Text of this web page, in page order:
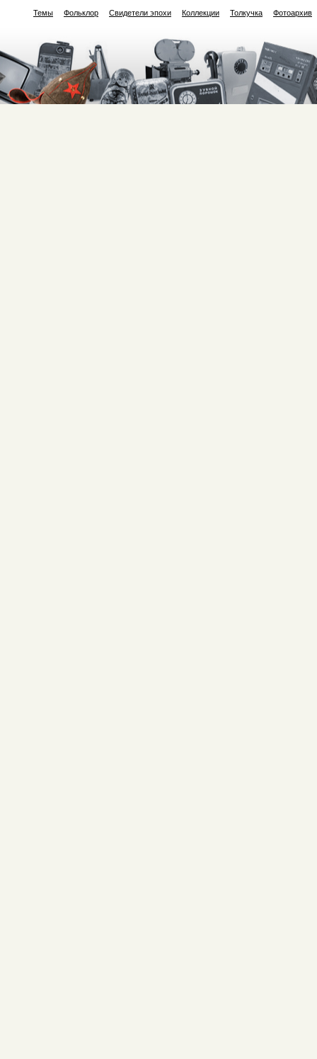
Темы Фольклор Свидетели эпохи Коллекции Толкучка Фотоархив